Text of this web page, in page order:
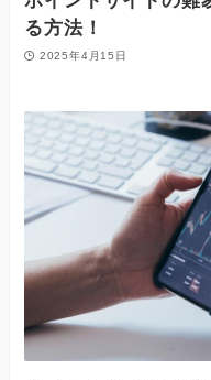
る方法！
2025年4月15日